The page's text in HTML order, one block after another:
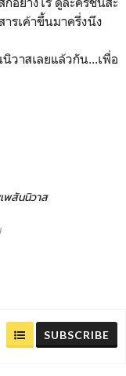
รเค้าขึ้นมาครึ่งนึง
วาสเลยแล้วกัน...เพื่อ
พสันนิวาส
SUBSCRIBE